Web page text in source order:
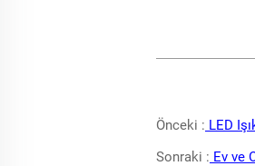
Önceki : LED
Sonraki : Ev ve